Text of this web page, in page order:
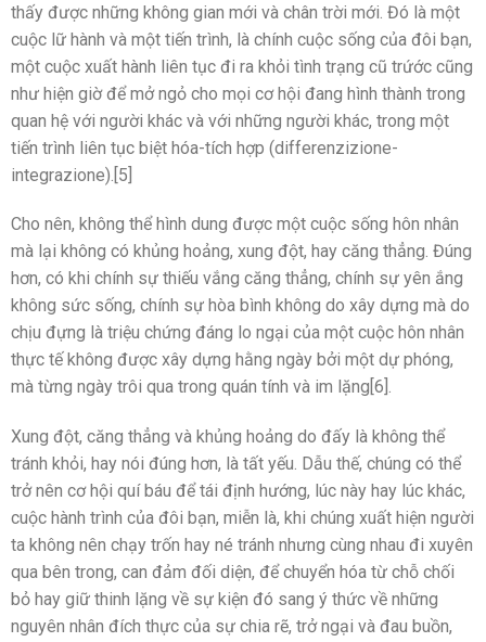
thấy được những không gian mới và chân trời mới. Đó là một
cuộc lữ hành và một tiến trình, là chính cuộc sống của đôi bạn,
một cuộc xuất hành liên tục đi ra khỏi tình trạng cũ trứớc cũng
như hiện giờ để mở ngỏ cho mọi cơ hội đang hình thành trong
quan hệ với người khác và với những người khác, trong một
tiến trình liên tục biệt hóa-tích hợp (differenzizione-
integrazione).[5]
Cho nên, không thể hình dung được một cuộc sống hôn nhân
mà lại không có khủng hoảng, xung đột, hay căng thẳng. Đúng
hơn, có khi chính sự thiếu vắng căng thẳng, chính sự yên ắng
không sức sống, chính sự hòa bình không do xây dựng mà do
chịu đựng là triệu chứng đáng lo ngại của một cuộc hôn nhân
thực tế không được xây dựng hằng ngày bởi một dự phóng,
mà từng ngày trôi qua trong quán tính và im lặng[6].
Xung đột, căng thẳng và khủng hoảng do đấy là không thể
tránh khỏi, hay nói đúng hơn, là tất yếu. Dẫu thế, chúng có thể
trở nên cơ hội quí báu để tái định hướng, lúc này hay lúc khác,
cuộc hành trình của đôi bạn, miễn là, khi chúng xuất hiện người
ta không nên chạy trốn hay né tránh nhưng cùng nhau đi xuyên
qua bên trong, can đảm đối diện, để chuyển hóa từ chỗ chối
bỏ hay giữ thinh lặng về sự kiện đó sang ý thức về những
nguyên nhân đích thực của sự chia rẽ, trở ngại và đau buồn,